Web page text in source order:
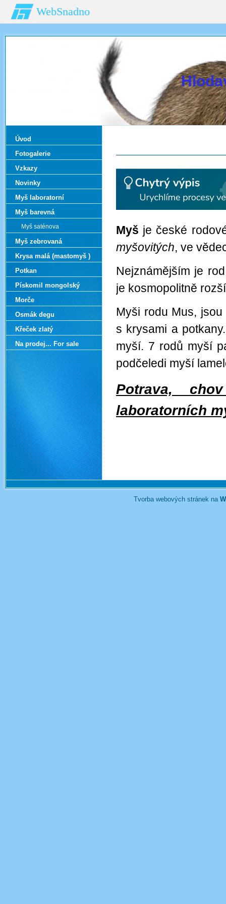
WebSnadno
Myš je české
myšovitých, ve
Nejznámějším je
je kosmopolitně
Myši rodu Mus,
s krysami a
myší. 7 rodů myší
podčeledi myší
Potrava,
laboratorních
Úvod
Fotogalerie
Vzkazy
Novinky
Myš laboratorní
Myš barevná
Myš saténova
Myš zebrovaná
Krysa malá (mastomyš )
Potkan
Pískomil mongolský
Morče
Osmák degu
Křeček zlatý
Na prodej... For sale
Tvorba webových stránek na